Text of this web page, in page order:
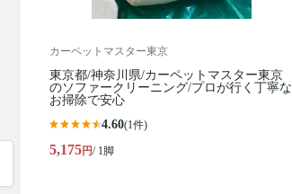
カーペットマスター東京
東京都/神奈川県/カーペットマスター東京
のソファークリーニング/プロが行く丁寧な
お掃除で安心
4.60(1件)
5,175円/ 1脚